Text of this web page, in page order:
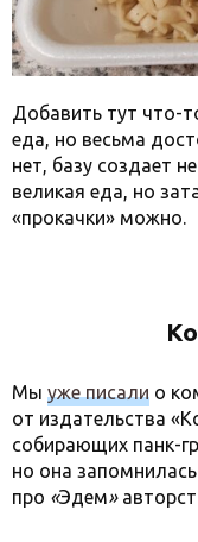
Добавить тут что-
еда, но весьма
нет, базу создает
великая еда, но
«прокачки» можно.
Мы уже писали о
от издательства
собирающих панк-
но она
про «Эдем»